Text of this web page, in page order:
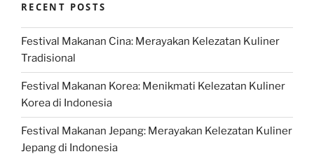
RECENT POSTS
Festival Makanan Cina: Merayakan Kelezatan Kuliner
Tradisional
Festival Makanan Korea: Menikmati Kelezatan Kuliner
Korea di Indonesia
Festival Makanan Jepang: Merayakan Kelezatan Kuliner
Jepang di Indonesia